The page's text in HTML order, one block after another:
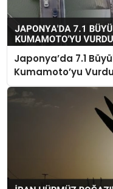
Japonya’da 7.1
Kumamoto’yu Vurdu
Çok Sayıda Can